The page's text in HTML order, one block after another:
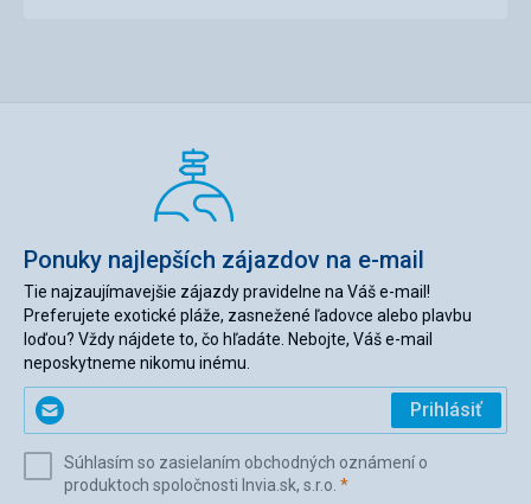
Ponuky najlepších zájazdov na e-mail
Tie najzaujímavejšie zájazdy pravidelne na Váš e-mail!
Preferujete exotické pláže, zasnežené ľadovce alebo plavbu
loďou? Vždy nájdete to, čo hľadáte. Nebojte, Váš e-mail
neposkytneme nikomu inému.
Zadajte
svoj
(povinné)
Prihlásiť
Súhlasím so zasielaním obchodných oznámení o
produktoch spoločnosti Invia.sk, s.r.o. *(povinné)